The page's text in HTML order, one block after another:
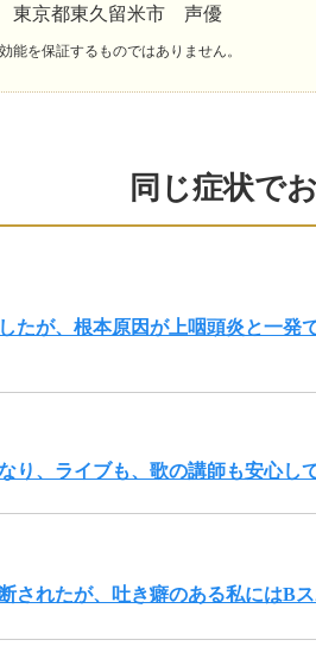
京都東久留米市 声優
を保証するものではありません。
同じ症状で
たが、根本原因が上咽頭炎と一発
り、ライブも、歌の講師も安心し
されたが、吐き癖のある私にはB